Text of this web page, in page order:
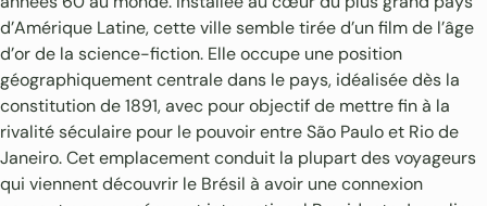
d’Amérique Latine, cette ville semble tirée d’un film de l’âge
d’or de la science-fiction. Elle occupe une position
géographiquement centrale dans le pays, idéalisée dès la
constitution de 1891, avec pour objectif de mettre fin à la
rivalité séculaire pour le pouvoir entre São Paulo et Rio de
Janeiro. Cet emplacement conduit la plupart des voyageurs
qui viennent découvrir le Brésil à avoir une connexion